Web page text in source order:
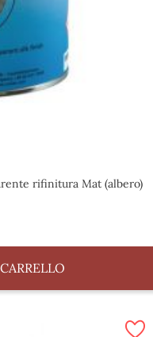
rifinitura Mat (albero)